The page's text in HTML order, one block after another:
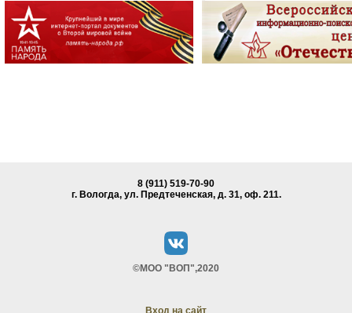
8 (911) 519-70-90
г. Вологда, ул. Предтеченская, д. 31, oф. 211.
©МОО "ВОП",2020